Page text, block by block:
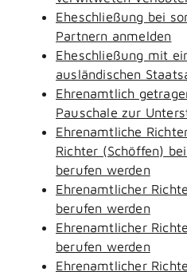
Eheschließung bei
Partnern anmelden
Eheschließung mit
ausländischen
Ehrenamtlich
Pauschale zur
Ehrenamtliche
Richter (Schöffen)
berufen werden
Ehrenamtlicher
berufen werden
Ehrenamtlicher
berufen werden
Ehrenamtlicher